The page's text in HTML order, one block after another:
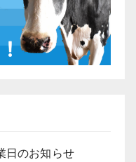
日のお知らせ